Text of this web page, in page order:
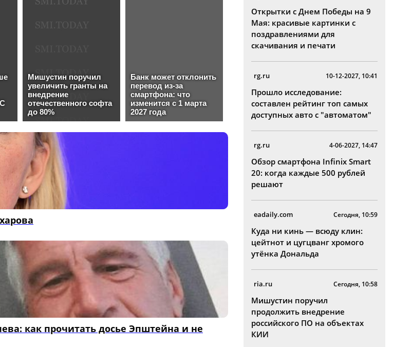
как прочитать досье Эпштейна и не
Открытки с Днем Победы на 9
Мая: красивые картинки с
поздравлениями для
скачивания и печати
rg.ru 10-12-2027, 10:41
Прошло исследование:
составлен рейтинг топ самых
доступных авто с "автоматом"
rg.ru 4-06-2027, 14:47
Обзор смартфона Infinix Smart
20: когда каждые 500 рублей
решают
eadaily.com Сегодня, 10:59
Куда ни кинь — всюду клин:
цейтнот и цугцванг хромого
утёнка Дональда
ria.ru Сегодня, 10:58
Мишустин поручил
продолжить внедрение
российского ПО на объектах
КИИ